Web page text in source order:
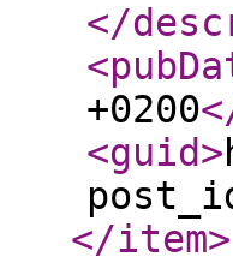
</
+0200
<guid>
</item>